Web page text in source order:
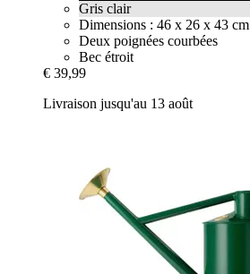
Gris clair
Dimensions : 46 x 26 x 43 cm
Deux poignées courbées
Bec étroit
€ 39,99
Livraison jusqu'au 13 août